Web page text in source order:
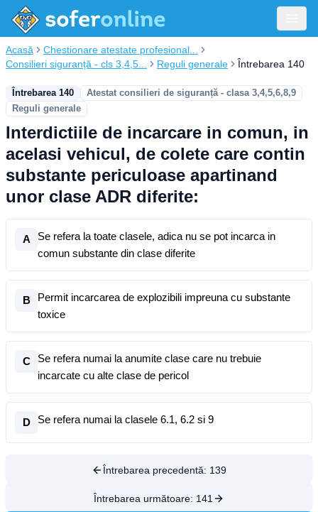
Acasă
Chestionare atestate profesional...
Consilieri siguranță - cls 3,4,5...
Reguli generale Întrebarea 140
Întrebarea 140
Atestat consilieri de siguranță - clasa 3,4,5,6,8,9
Reguli generale
Interdictiile de incarcare in comun, in
acelasi vehicul, de colete care contin
substante periculoase apartinand
unor clase ADR diferite:
A
Se refera la toate clasele, adica nu se pot incarca in
comun substante din clase diferite
B
Permit incarcarea de explozibili impreuna cu substante
toxice
C
Se refera numai la anumite clase care nu trebuie
incarcate cu alte clase de pericol
D Se refera numai la clasele 6.1, 6.2 si 9
Întrebarea precedentă: 139
Întrebarea următoare: 141